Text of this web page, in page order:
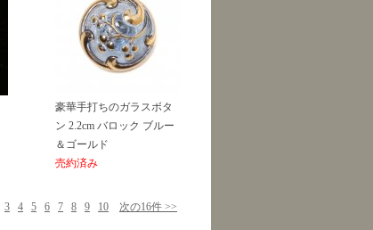
豪華手打ちのガラスボタ
ン 2.2cm バロック ブルー
＆ゴールド
売約済み
3 4 5 6 7 8 9 10 次の16件 >>